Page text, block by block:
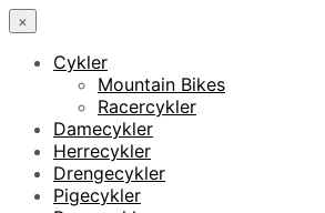
×
Cykler
Mountain Bikes
Racercykler
Damecykler
Herrecykler
Drengecykler
Pigecykler